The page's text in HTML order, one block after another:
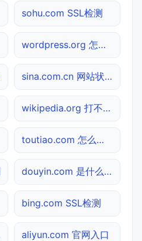
sohu.com SSL检测
wordpress.org 怎么进入
sina.com.cn 网站状态
wikipedia.org 打不开检测
toutiao.com 怎么进入
douyin.com 是什么网站
bing.com SSL检测
aliyun.com 官网入口